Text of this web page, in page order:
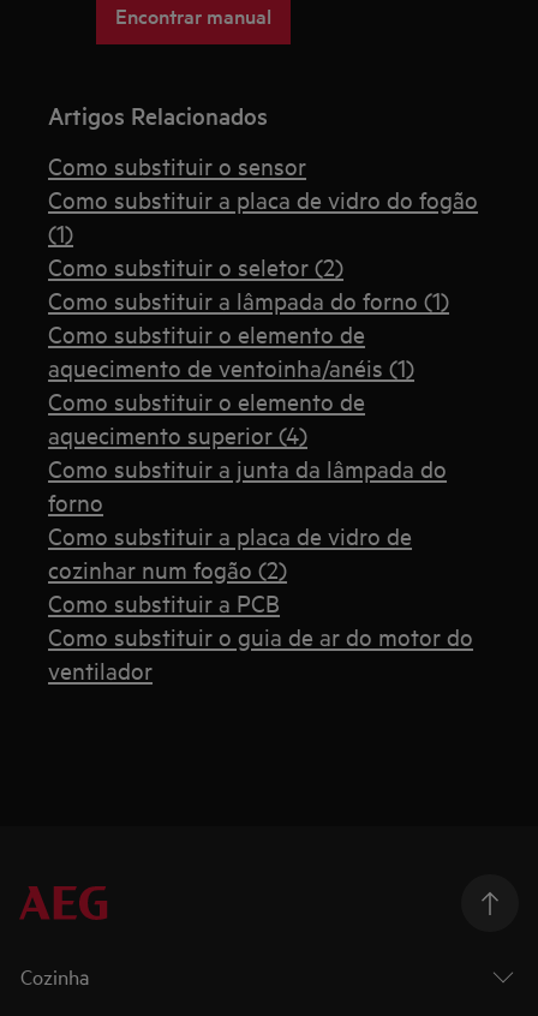
Encontrar manual
Artigos Relacionados
Como substituir o sensor
Como substituir a placa de vidro do fogão
(1)
Como substituir o seletor (2)
Como substituir a lâmpada do forno (1)
Como substituir o elemento de
aquecimento de ventoinha/anéis (1)
Como substituir o elemento de
aquecimento superior (4)
Como substituir a junta da lâmpada do
forno
Como substituir a placa de vidro de
cozinhar num fogão (2)
Como substituir a PCB
Como substituir o guia de ar do motor do
ventilador
Cozinha